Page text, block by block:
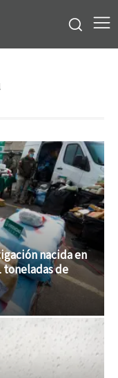
nacida en
de